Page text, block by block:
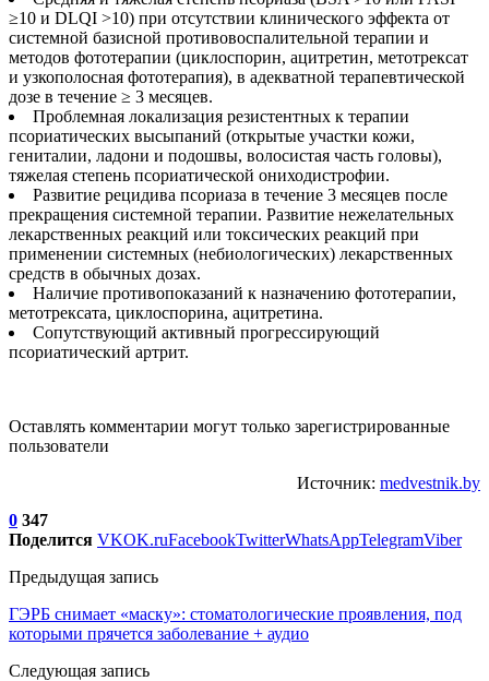
≥10 и DLQI >10) при отсутствии клинического эффекта от
системной базисной противовоспалительной терапии и
методов фототерапии (циклоспорин, ацитретин, метотрексат
и узкополосная фототерапия), в адекватной терапевтической
дозе в течение ≥ 3 месяцев.
Проблемная локализация резистентных к терапии
псориатических высыпаний (открытые участки кожи,
гениталии, ладони и подошвы, волосистая часть головы),
тяжелая степень псориатической ониходистрофии.
Развитие рецидива псориаза в течение 3 месяцев после
прекращения системной терапии. Развитие нежелательных
лекарственных реакций или токсических реакций при
применении системных (небиологических) лекарственных
средств в обычных дозах.
Наличие противопоказаний к назначению фототерапии,
метотрексата, циклоспорина, ацитретина.
Сопутствующий активный прогрессирующий
псориатический артрит.
Оставлять комментарии могут только зарегистрированные
пользователи
Источник: medvestnik.by
0 347
Поделится VKOK.ruFacebookTwitterWhatsAppTelegramViber
Предыдущая запись
ГЭРБ снимает «маску»: стоматологические проявления, под
которыми прячется заболевание + аудио
Следующая запись